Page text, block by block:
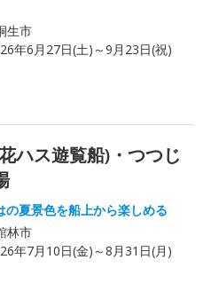
生市
年6月27日(土)～9月23日(祝)
ハス遊覧船)・つつじ
の夏景色を船上から楽しめる
林市
年7月10日(金)～8月31日(月)